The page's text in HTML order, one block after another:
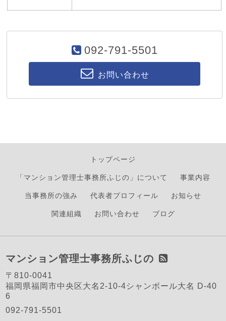
092-791-5501
お問い合わせ
トップページ
「マンション管理士事務所ふじの」について 事業内容
当事務所の強み 代表者プロフィール お知らせ
関連組織 お問い合わせ ブログ
マンション管理士事務所ふじの
〒810-0041
福岡県福岡市中央区大名2-10-4シャンボール大名 D-40
6
092-791-5501